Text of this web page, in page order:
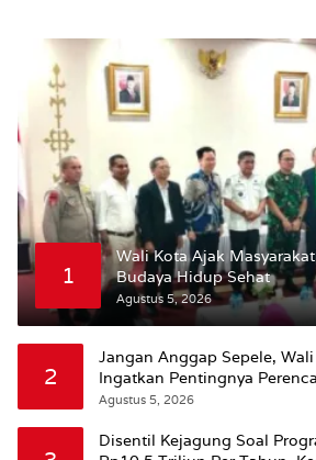
1
Wali Kota Ajak
Budaya Hidup Sehat
Agustus 5, 2026
2
Jangan Anggap Sepele,
Ingatkan Pentingnya
Agustus 5, 2026
Disentil Kejagung Soal